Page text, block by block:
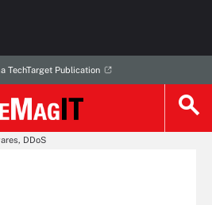
TechTarget Publication
DDoS